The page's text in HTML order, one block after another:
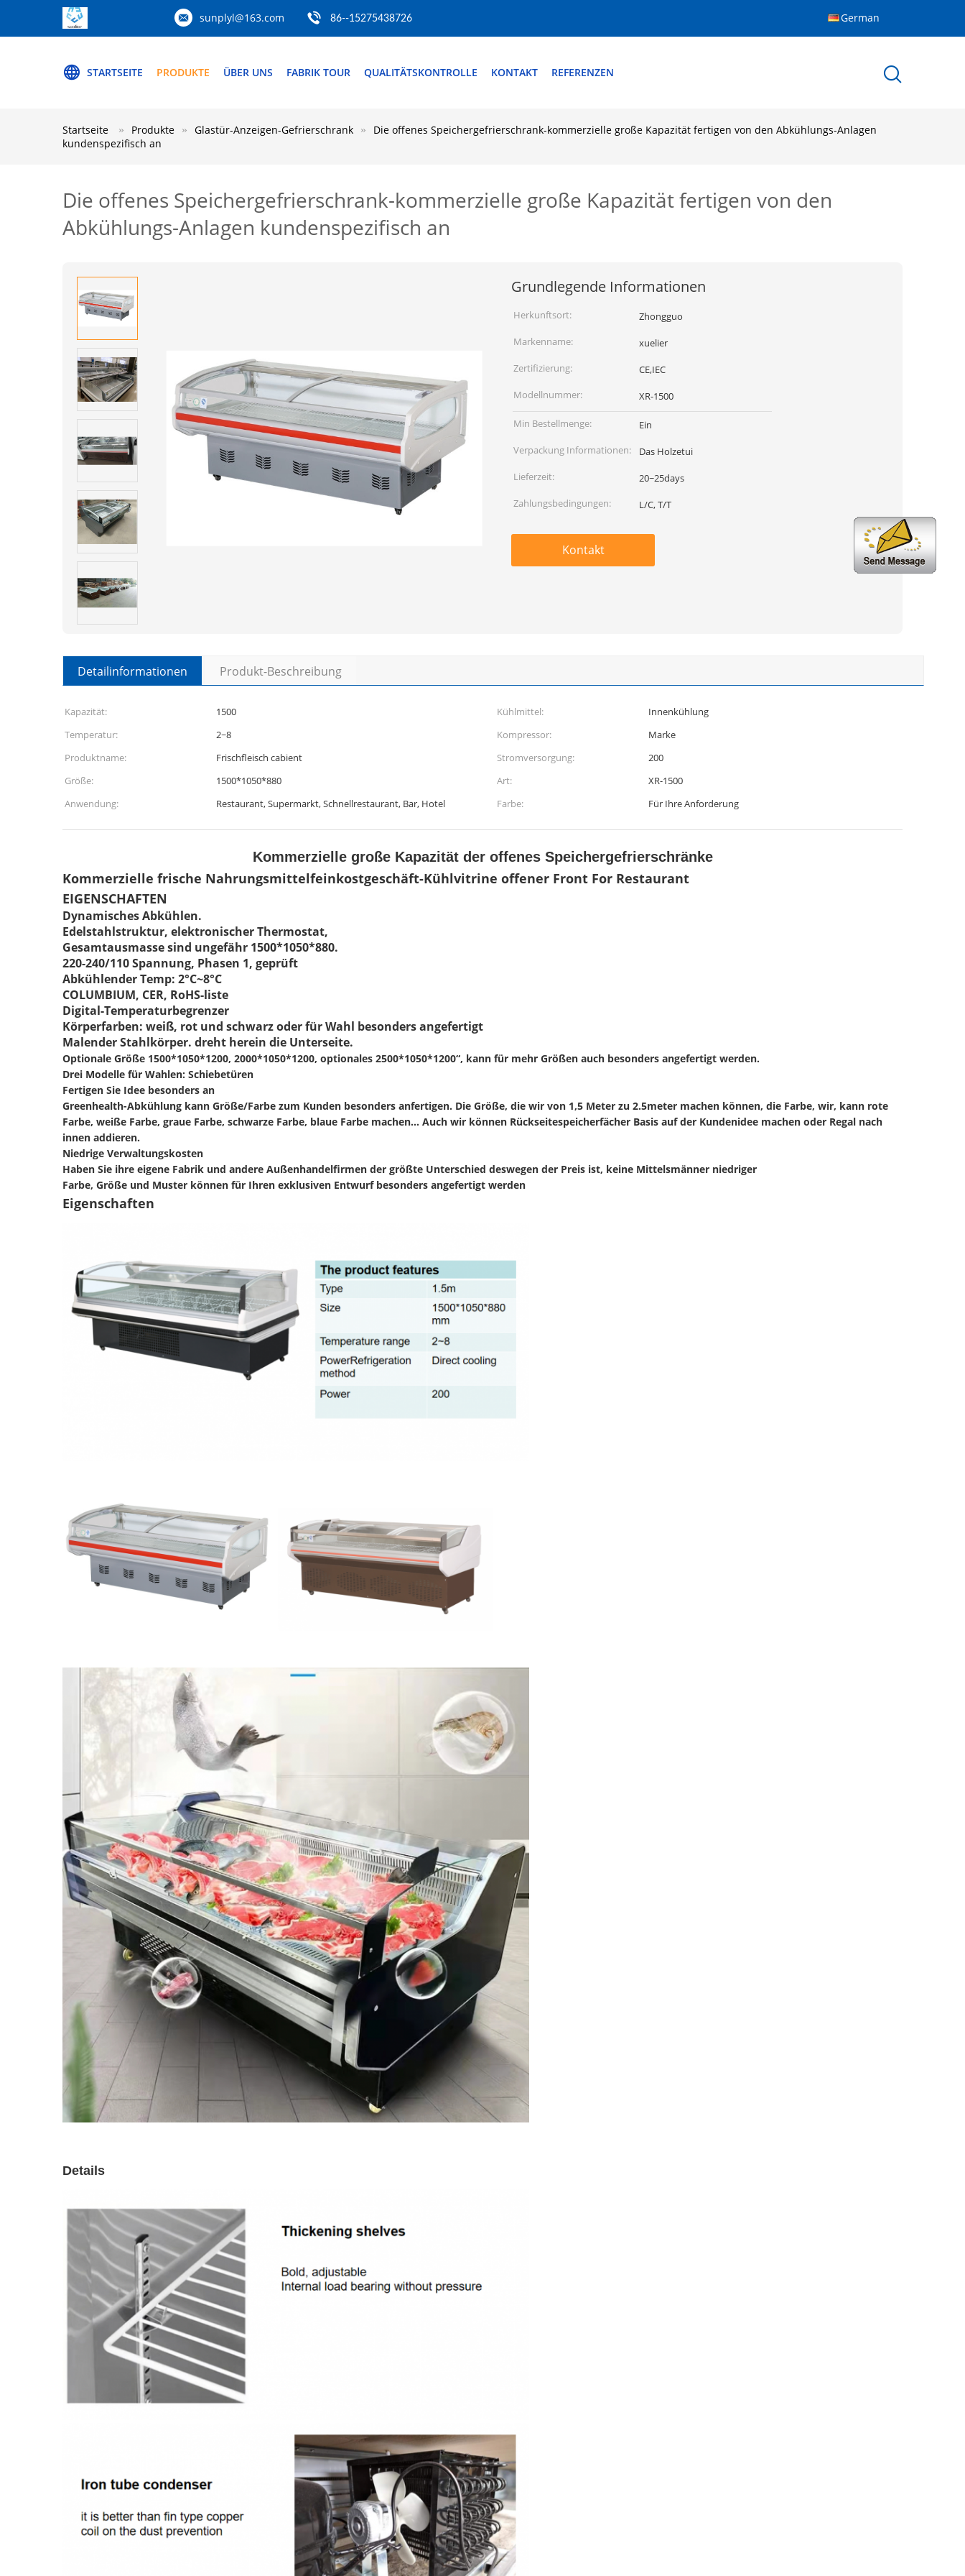
EINREICHUNGEN
sunplyl@163.com 86--15275438726 German
STARTSEITE PRODUKTE ÜBER UNS FABRIK TOUR QUALITÄTSKONTROLLE KONTAKT REFERENZEN
Startseite Produkte Glastür-Anzeigen-Gefrierschrank
Die offenes Speichergefrierschrank-kommerzielle große Kapazität fertigen von den Abkühlungs-Anlagen
kundenspezifisch an
Die offenes Speichergefrierschrank-kommerzielle große Kapazität fertigen von den
Abkühlungs-Anlagen kundenspezifisch an
Grundlegende Informationen
Herkunftsort:
Zhongguo
Markenname:
xuelier
Zertifizierung:
CE,IEC
Modellnummer:
XR-1500
Min Bestellmenge:
Ein
Verpackung Informationen:
Das Holzetui
Lieferzeit:
20~25days
Zahlungsbedingungen:
L/C, T/T
Kontakt
Detailinformationen Produkt-Beschreibung
Kapazität: 1500 Kühlmittel:
Innenkühlung
Temperatur:
2~8 Kompressor:
Marke
Produktname:
Frischfleisch cabient Stromversorgung:
200
Größe:
1500*1050*880 Art:
XR-1500
Anwendung:
Restaurant, Supermarkt, Schnellrestaurant, Bar, Hotel Farbe: Für Ihre Anforderung
Kommerzielle große Kapazität der offenes Speichergefrierschränke
Kommerzielle frische Nahrungsmittelfeinkostgeschäft-Kühlvitrine offener Front For Restaurant
EIGENSCHAFTEN
Dynamisches Abkühlen.
Edelstahlstruktur, elektronischer Thermostat,
Gesamtausmasse sind ungefähr 1500*1050*880.
220-240/110 Spannung, Phasen 1, geprüft
Abkühlender Temp: 2°C~8°C
COLUMBIUM, CER, RoHS-liste
Digital-Temperaturbegrenzer
Körperfarben: weiß, rot und schwarz oder für Wahl besonders angefertigt
Malender Stahlkörper. dreht herein die Unterseite.
Optionale Größe 1500*1050*1200, 2000*1050*1200, optionales 2500*1050*1200“, kann für mehr Größen auch besonders angefertigt werden.
Drei Modelle für Wahlen: Schiebetüren
Fertigen Sie Idee besonders an
Greenhealth-Abkühlung kann Größe/Farbe zum Kunden besonders anfertigen. Die Größe, die wir von 1,5 Meter zu 2.5meter machen können, die Farbe, wir, kann rote
Farbe, weiße Farbe, graue Farbe, schwarze Farbe, blaue Farbe machen… Auch wir können Rückseitespeicherfächer Basis auf der Kundenidee machen oder Regal nach
innen addieren.
Niedrige Verwaltungskosten
Haben Sie ihre eigene Fabrik und andere Außenhandelfirmen der größte Unterschied deswegen der Preis ist, keine Mittelsmänner niedriger
Farbe, Größe und Muster können für Ihren exklusiven Entwurf besonders angefertigt werden
Eigenschaften
Details